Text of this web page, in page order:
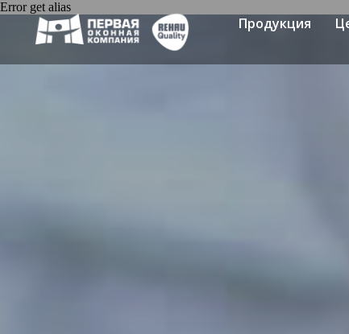
Продукция
Error get alias